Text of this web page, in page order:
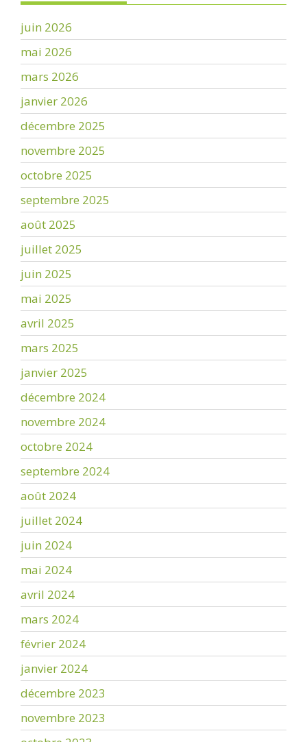
juin 2026
mai 2026
mars 2026
janvier 2026
décembre 2025
novembre 2025
octobre 2025
septembre 2025
août 2025
juillet 2025
juin 2025
mai 2025
avril 2025
mars 2025
janvier 2025
décembre 2024
novembre 2024
octobre 2024
septembre 2024
août 2024
juillet 2024
juin 2024
mai 2024
avril 2024
mars 2024
février 2024
janvier 2024
décembre 2023
novembre 2023